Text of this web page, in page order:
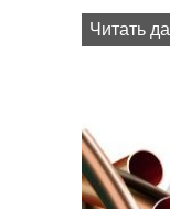
Читать